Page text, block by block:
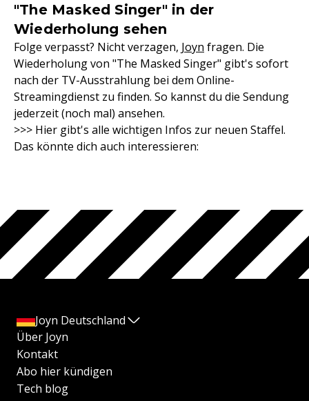
"The Masked Singer" in der
Wiederholung sehen
Folge verpasst? Nicht verzagen, Joyn fragen. Die
Wiederholung von "The Masked Singer" gibt's sofort
nach der TV-Ausstrahlung bei dem Online-
Streamingdienst zu finden. So kannst du die Sendung
jederzeit (noch mal) ansehen.
>>> Hier gibt's alle wichtigen Infos zur neuen Staffel.
Das könnte dich auch interessieren:
Joyn Deutschland
Über Joyn
Kontakt
Abo hier kündigen
Tech blog